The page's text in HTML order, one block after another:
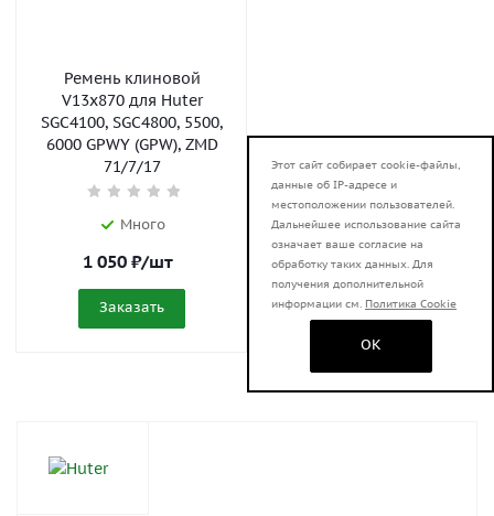
Ремень клиновой
V13x870 для Huter
SGC4100, SGC4800, 5500,
6000 GPWY (GPW), ZMD
71/7/17
Много
1 050 ₽/шт
Заказать
Этот сайт собирает cookie-файлы,
данные об IP-адресе и
местоположении пользователей.
Дальнейшее использование сайта
означает ваше согласие на
обработку таких данных. Для
получения дополнительной
информации см. Политика Cookie
OK